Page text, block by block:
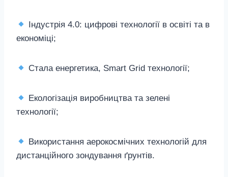
Індустрія 4.0: цифрові технології в освіті та в
економіці;
Стала енергетика, Smart Grid технології;
Екологізація виробництва та зелені
технології;
Використання аерокосмічних технологій для
дистанційного зондування ґрунтів.